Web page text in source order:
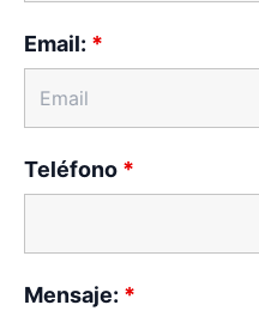
Email: *
Teléfono *
Mensaje: *